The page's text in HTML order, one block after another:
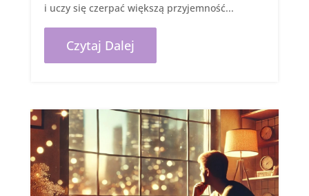
i uczy się czerpać większą przyjemność...
Czytaj Dalej